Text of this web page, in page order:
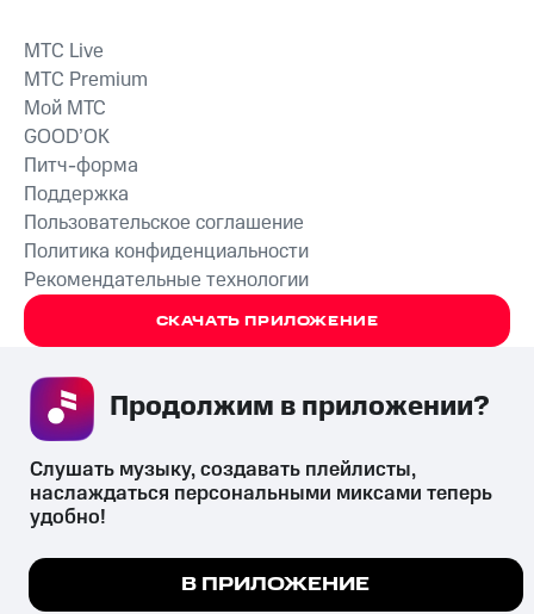
СКАЧАТЬ ПРИЛОЖЕНИЕ
MTС Live
MTС Premium
Мой МТС
GOOD’OK
Питч-форма
Поддержка
Пользовательское соглашение
Политика конфиденциальности
Рекомендательные технологии
Незаконное потребление наркотических средств,
психотропных веществ, их аналогов причиняет вред здоровью,
их незаконный оборот запрещён и влечёт установленную
законодательством ответственность.
© 2026 ООО «КИОН».
Все права защищены
Мы используем куки, чтобы на сайте все работало.
Продолжим в приложении?
Слушать музыку, создавать плейлисты,
наслаждаться персональными миксами теперь
удобно!
В ПРИЛОЖЕНИЕ